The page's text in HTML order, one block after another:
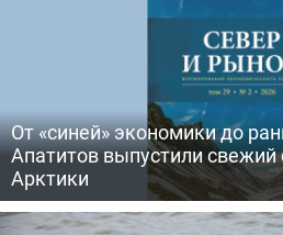
От «синей» экономики до
Апатитов выпустили
Арктики